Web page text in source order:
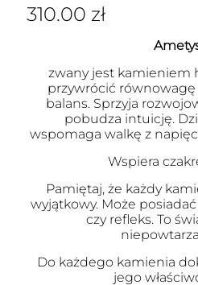
310.00 zł
zwany jest kamieniem
przywrócić równowagę
balans. Sprzyja
pobudza intuicję.
wspomaga walkę z
Wspiera
Pamiętaj, że każdy
wyjątkowy. Może
czy refleks. To
Do każdego kamienia
jego